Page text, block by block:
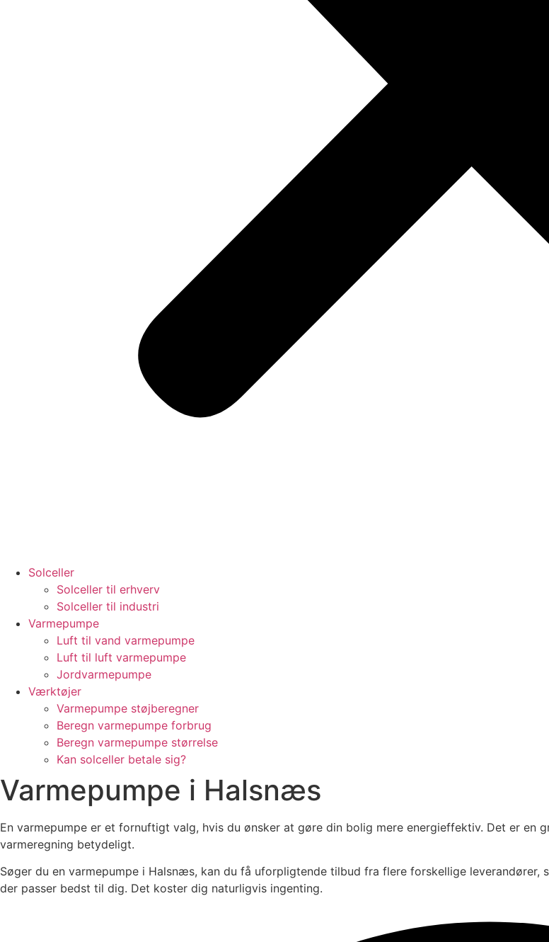
Solceller
Solceller til erhverv
Solceller til industri
Varmepumpe
Luft til vand varmepumpe
Luft til luft varmepumpe
Jordvarmepumpe
Værktøjer
Varmepumpe støjberegner
Beregn varmepumpe forbrug
Beregn varmepumpe størrelse
Kan solceller betale sig?
Varmepumpe i Halsnæs
En varmepumpe er et fornuftigt valg, hvis du ønsker at gøre din bolig mere energieffektiv. Det er
varmeregning betydeligt.
Søger du en varmepumpe i Halsnæs, kan du få uforpligtende tilbud fra flere forskellige
der passer bedst til dig. Det koster dig naturligvis ingenting.